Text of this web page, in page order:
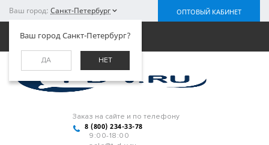
Ваш город: Санкт-Петербург
Ваш город Санкт-Петербург?
ДА НЕТ
ОПТОВЫЙ КАБИНЕТ
Заказ на сайте и по телефону
8 (800) 234-33-78
9:00-18:00
Меню